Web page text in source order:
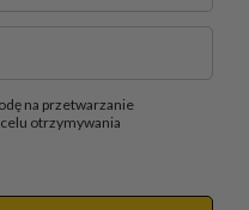
na przetwarzanie
otrzymywania